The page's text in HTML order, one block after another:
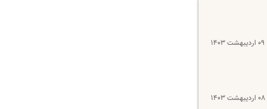
۰۹ اردیبهشت ۱۴۰۳
۰۸ اردیبهشت ۱۴۰۳